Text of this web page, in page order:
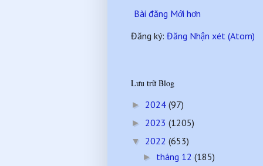
Bài đăng Mới hơn
Đăng ký: Đăng Nhận xét (Atom)
Lưu trữ Blog
► 2024 (97)
► 2023 (1205)
▼ 2022 (653)
► tháng 12 (185)